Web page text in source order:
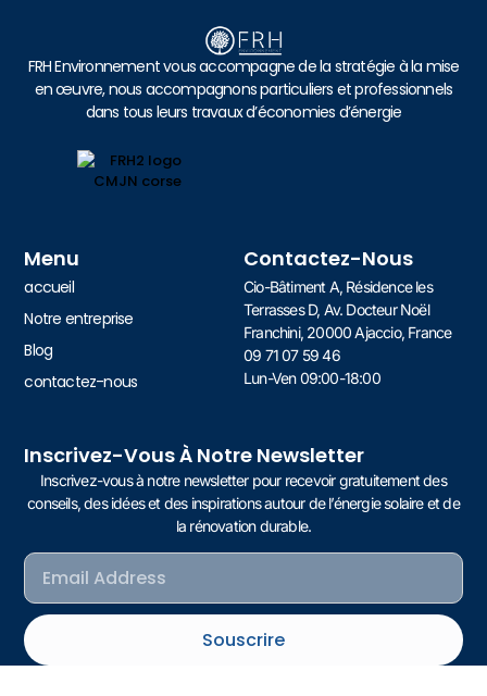
FRH Environnement vous accompagne de la stratégie à la mise
en œuvre, nous accompagnons particuliers et professionnels
dans tous leurs travaux d’économies d’énergie
Menu
accueil
Notre entreprise
Blog
contactez-nous
Contactez-Nous
Cio-Bâtiment A, Résidence les
Terrasses D, Av. Docteur Noël
Franchini, 20000 Ajaccio, France
09 71 07 59 46
Lun-Ven 09:00-18:00
Inscrivez-Vous À Notre Newsletter
Inscrivez-vous à notre newsletter pour recevoir gratuitement des
conseils, des idées et des inspirations autour de l’énergie solaire et de
la rénovation durable.
Souscrire